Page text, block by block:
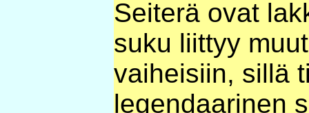
Seiterä ovat
suku liittyy
vaiheisiin, sillä
legendaarinen